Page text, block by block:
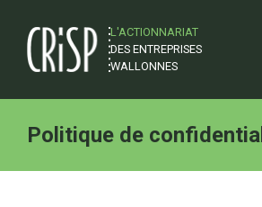
L'ACTIONNARIAT
DES ENTREPRISES
WALLONNES
Politique de